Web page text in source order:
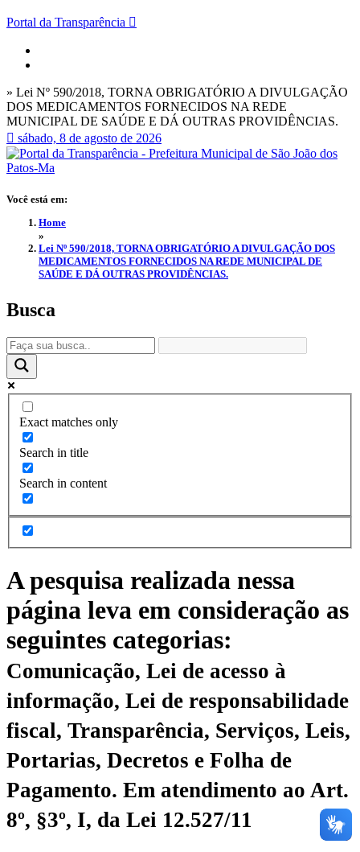
Portal da Transparência
» Lei Nº 590/2018, TORNA OBRIGATÓRIO A DIVULGAÇÃO
DOS MEDICAMENTOS FORNECIDOS NA REDE
MUNICIPAL DE SAÚDE E DÁ OUTRAS PROVIDÊNCIAS.
sábado, 8 de agosto de 2026
Você está em:
Home
»
Lei Nº 590/2018, TORNA OBRIGATÓRIO A DIVULGAÇÃO DOS
MEDICAMENTOS FORNECIDOS NA REDE MUNICIPAL DE
SAÚDE E DÁ OUTRAS PROVIDÊNCIAS.
Busca
Exact matches only
Search in title
Search in content
A pesquisa realizada nessa
página leva em consideração as
seguintes categorias:
Comunicação, Lei de acesso à
informação, Lei de responsabilidade
fiscal, Transparência, Serviços, Leis,
Portarias, Decretos e Folha de
Pagamento. Em atendimento ao Art.
8º, §3º, I, da Lei 12.527/11